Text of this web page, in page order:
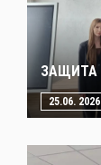
ЗАЩИТА
25.06. 2026